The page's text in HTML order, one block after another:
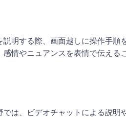
明する際、画面越しに操作手順
情やニュアンスを表情で伝える
は、ビデオチャットによる説明